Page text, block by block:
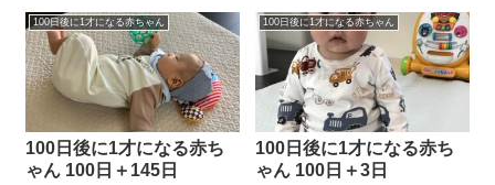
100日後に1才になる赤ちゃん
100日後に1才になる赤ち
ゃん 100日＋145日
100日後に1才になる赤ちゃん
100日後に1才になる赤ち
ゃん 100日＋3日